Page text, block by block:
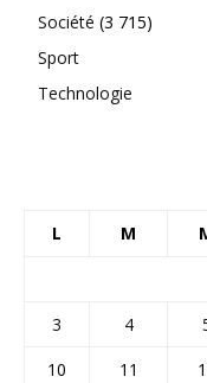
Société (3 715)
Sport
Technologie
L M
3
4
10
11